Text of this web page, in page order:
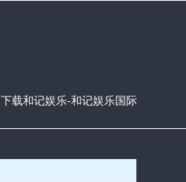
下载和记娱乐-和记娱乐国际